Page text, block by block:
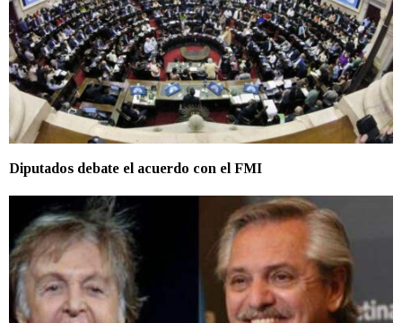
Diputados debate el acuerdo con el FMI